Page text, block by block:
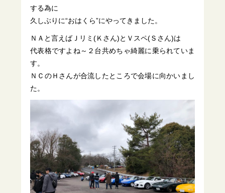
する為に
久しぶりに“おはくら”にやってきました。
ＮＡと言えばＪリミ(Ｋさん)とＶスペ(Ｓさん)は
代表格ですよね～２台共めちゃ綺麗に乗られていま
す。
ＮＣのＨさんが合流したところで会場に向かいまし
た。